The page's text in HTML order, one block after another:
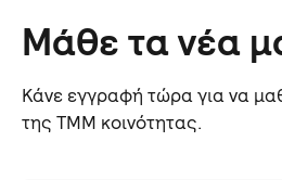
Μάθε τα νέα
Κάνε εγγραφή τώρα για να
της TMM κοινότητας.